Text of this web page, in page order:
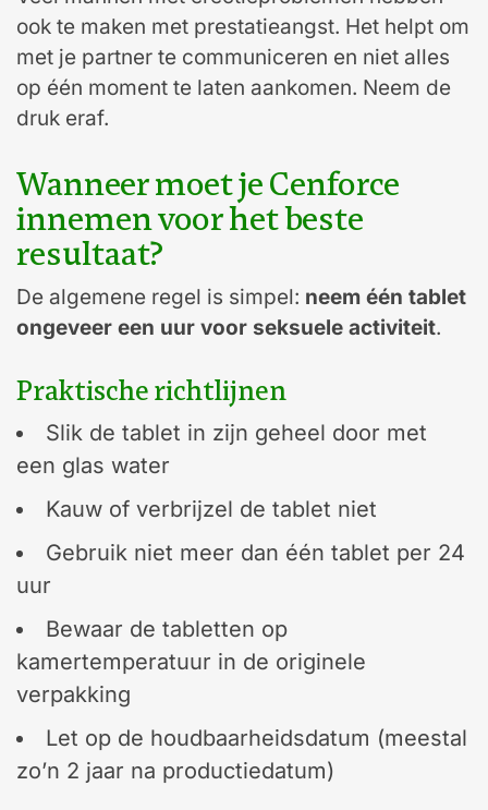
ook te maken met prestatieangst. Het helpt om
met je partner te communiceren en niet alles
op één moment te laten aankomen. Neem de
druk eraf.
Wanneer moet je Cenforce
innemen voor het beste
resultaat?
De algemene regel is simpel: neem één tablet
ongeveer een uur voor seksuele activiteit.
Praktische richtlijnen
Slik de tablet in zijn geheel door met
een glas water
Kauw of verbrijzel de tablet niet
Gebruik niet meer dan één tablet per 24
uur
Bewaar de tabletten op
kamertemperatuur in de originele
verpakking
Let op de houdbaarheidsdatum (meestal
zo’n 2 jaar na productiedatum)